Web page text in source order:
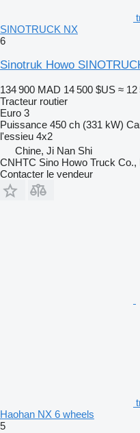
SINOTRUCK NX
6
Sinotruk Howo
134 900 MAD 14 500 $US ≈ 12
Tracteur routier
Euro 3
Puissance 450 ch (331 kW)
l'essieu 4x2
Chine, Ji Nan Shi
CNHTC Sino Howo Truck Co.,
Contacter le vendeur
Haohan NX 6 wheels
5